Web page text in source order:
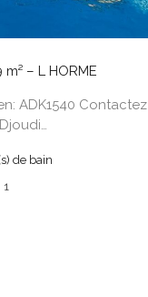
– L HORME
ADK1540 Contactez
de bain
1